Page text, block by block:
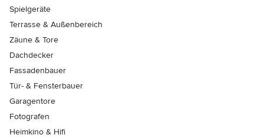
Spielgeräte
Terrasse & Außenbereich
Zäune & Tore
Dachdecker
Fassadenbauer
Tür- & Fensterbauer
Garagentore
Fotografen
Heimkino & Hifi